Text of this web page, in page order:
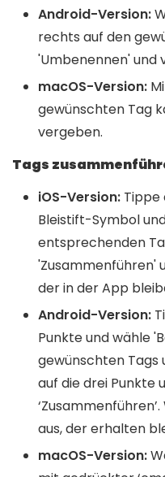
Android-Version:
rechts auf den
'Umbenennen' und
macOS-Version:
gewünschten Tag
vergeben.
Tags
iOS-Version: Tippe
Bleistift-Symbol
entsprechenden
'Zusammenführen'
der in der App
Android-Version:
Punkte und wähle
gewünschten
auf die drei Punkte
aus, der erhalten
macOS-Version: